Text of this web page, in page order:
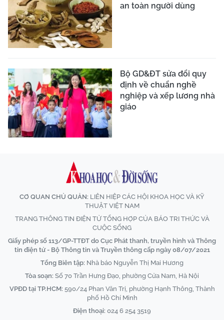
an toàn người dùng
Bộ GD&ĐT sửa đổi quy
định về chuẩn nghề
nghiệp và xếp lương nhà
giáo
CƠ QUAN CHỦ QUẢN: LIÊN HIỆP CÁC HỘI KHOA HỌC VÀ KỸ
THUẬT VIỆT NAM
TRANG THÔNG TIN ĐIỆN TỬ TỔNG HỢP CỦA BÁO TRI THỨC VÀ
CUỘC SỐNG
Giấy phép số 113/GP-TTĐT do Cục Phát thanh, truyền hình và Thông
tin điện tử - Bộ Thông tin và Truyền thông cấp ngày 08/07/2021
Tổng Biên tập: Nhà báo Nguyễn Thị Mai Hương
Tòa soạn: Số 70 Trần Hưng Đạo, phường Cửa Nam, Hà Nội
VPĐD tại TP.HCM: 590/24 Phan Văn Trị, phường Hạnh Thông, Thành
phố Hồ Chí Minh
Điện thoại: 024 6 254 3519